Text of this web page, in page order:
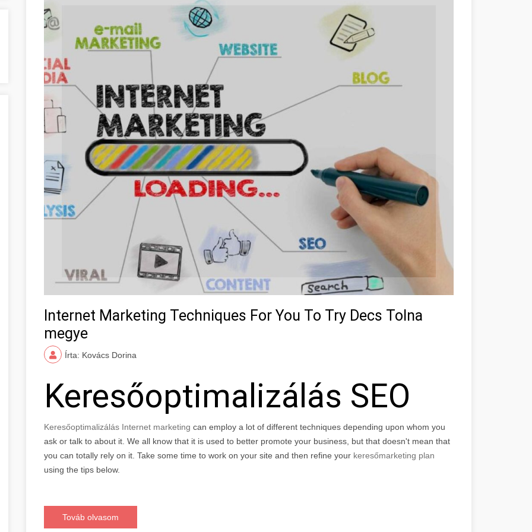
Internet Marketing Techniques For You To Try Decs Tolna
megye
Írta: Kovács Dorina
Keresőoptimalizálás SEO
Keresőoptimalizálás Internet marketing can employ a lot of different techniques depending upon whom you
ask or talk to about it. We all know that it is used to better promote your business, but that doesn't mean that
you can totally rely on it. Take some time to work on your site and then refine your keresőmarketing plan
using the tips below.
Továb olvasom